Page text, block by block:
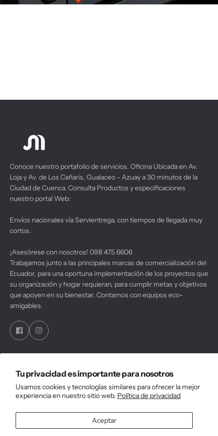
Tu privacidad es importante para nosotros
Usamos cookies y tecnologías similares para ofrecer la mejor
experiencia en nuestro sitio web. Política de privacidad
Aceptar
Conoce nuestro portafolio de servicios. Oficina Ubicada en Av.
Loja y Av. de Los Cañaris, Gualaceo - Azuay a 30 minutos de la
Ciudad de Cuenca. Consulta Productos y especificaciones
nuestro portal Web:
Envíos nacionales vía Servientrega, con tiempos de llegada muy
cortos.
¡Asesórese con nosotros! 098 475 6606
Trabajamos junto a las principales marcas de comercialización del
Ecuador, para una oportuna implementación de los proyectos que
su organización y hogar requieran, para cumplir metas y objetivos
que apoyen en su bienestar. Contamos con equipos eco-
amigables.
CONTACTO